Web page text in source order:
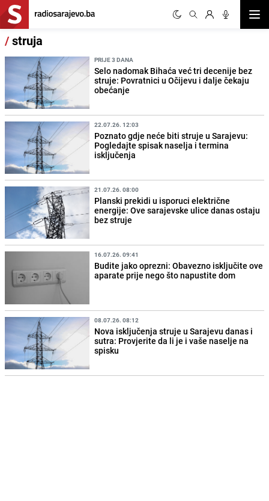
/struja
PRIJE 3 DANA
Selo nadomak Bihaća već tri decenije bez
struje: Povratnici u Očijevu i dalje čekaju
obećanje
22.07.26. 12:03
Poznato gdje neće biti struje u Sarajevu:
Pogledajte spisak naselja i termina
isključenja
21.07.26. 08:00
Planski prekidi u isporuci električne
energije: Ove sarajevske ulice danas ostaju
bez struje
16.07.26. 09:41
Budite jako oprezni: Obavezno isključite ove
aparate prije nego što napustite dom
08.07.26. 08:12
Nova isključenja struje u Sarajevu danas i
sutra: Provjerite da li je i vaše naselje na
spisku